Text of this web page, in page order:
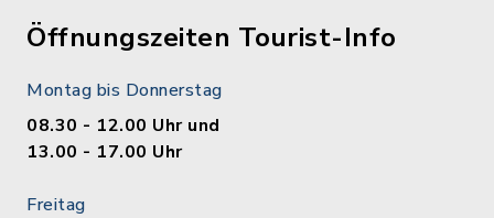
Öffnungszeiten Tourist-Info
Montag bis Donnerstag
08.30 - 12.00 Uhr und
13.00 - 17.00 Uhr
Freitag